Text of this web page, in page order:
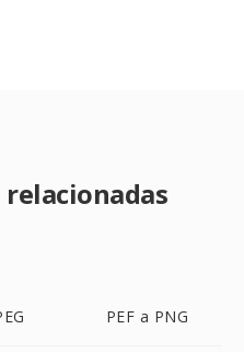
PEF a PNG